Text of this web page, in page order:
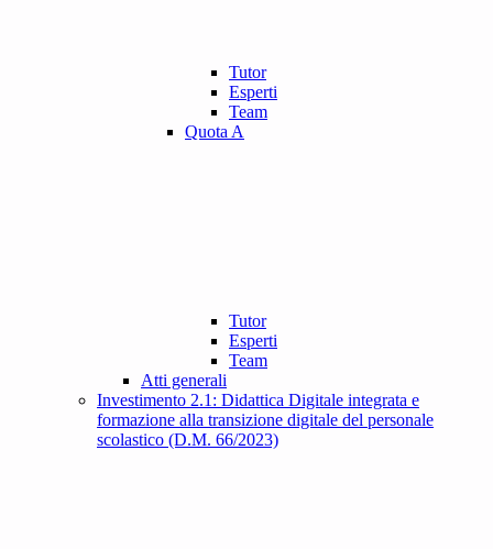
Tutor
Esperti
Team
Quota A
Tutor
Esperti
Team
Atti generali
Investimento 2.1: Didattica Digitale integrata e
formazione alla transizione digitale del personale
scolastico (D.M. 66/2023)